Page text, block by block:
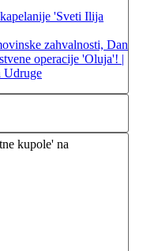
'Sveti Ilija
zahvalnosti, Dan
operacije 'Oluja'! |
Udruge
kupole' na